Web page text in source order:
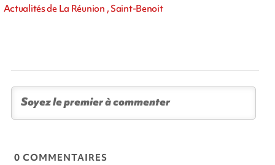
Actualités de La Réunion , Saint-Benoit
0 COMMENTAIRES